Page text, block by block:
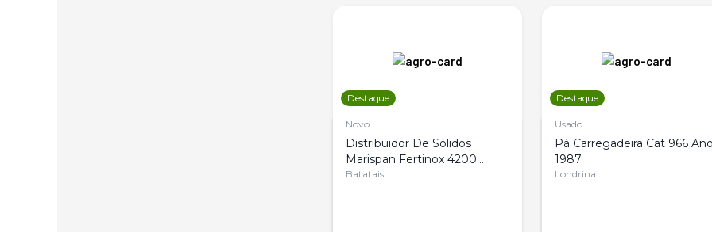
Destaque
Novo
Distribuidor De Sólidos
Marispan Fertinox 4200
Citrus
Batatais
Destaque
Usado
Pá Carregadeira Cat 966
1987
Londrina